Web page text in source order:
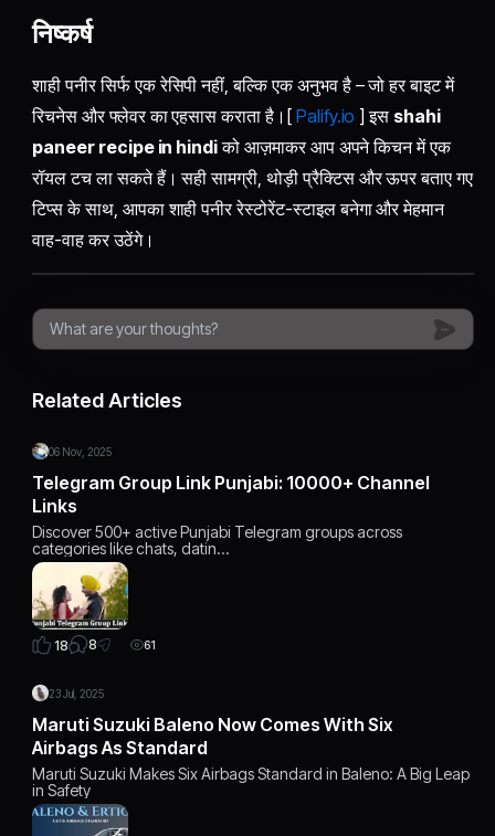
निष्कर्ष
शाही पनीर सिर्फ एक रेसिपी नहीं, बल्कि एक अनुभव है – जो हर बाइट में
रिचनेस और फ्लेवर का एहसास कराता है।[ Palify.io ] इस shahi
paneer recipe in hindiको आज़माकर आप अपने किचन में एक
रॉयल टच ला सकते हैं। सही सामग्री, थोड़ी प्रैक्टिस और ऊपर बताए गए
टिप्स के साथ, आपका शाही पनीर रेस्टोरेंट-स्टाइल बनेगा और मेहमान
वाह-वाह कर उठेंगे।
Related Articles
06 Nov, 2025
Telegram Group Link Punjabi: 10000+ Channel
Links
Discover 500+ active Punjabi Telegram groups across
categories like chats, datin…
18 8 61
23 Jul, 2025
Maruti Suzuki Baleno Now Comes With Six
Airbags As Standard
Maruti Suzuki Makes Six Airbags Standard in Baleno: A Big Leap
in Safety